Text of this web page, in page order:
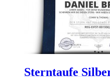
Sterntaufe